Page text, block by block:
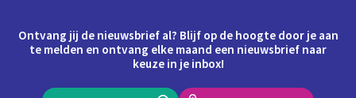
Ontvang jij de nieuwsbrief al? Blijf op de hoogte door je aan
te melden en ontvang elke maand een nieuwsbrief naar
keuze in je inbox!